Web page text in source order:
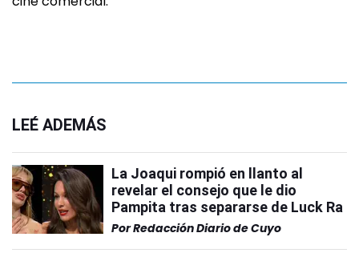
LEÉ ADEMÁS
La Joaqui rompió en llanto al
revelar el consejo que le dio
Pampita tras separarse de Luck Ra
PorRedacción Diario de Cuyo